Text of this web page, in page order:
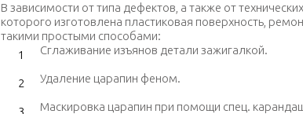
В зависимости от типа дефектов, а также от
которого изготовлена пластиковая поверхность,
такими простыми способами:
Сглаживание изъянов детали зажигалкой.
Удаление царапин феном.
Маскировка царапин при помощи спец.